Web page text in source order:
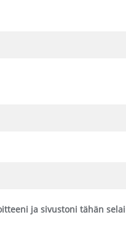
ja sivustoni tähän